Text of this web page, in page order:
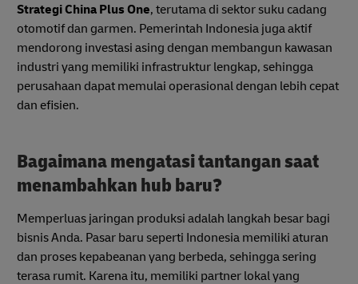
Strategi China Plus One, terutama di sektor suku cadang
otomotif dan garmen. Pemerintah Indonesia juga aktif
mendorong investasi asing dengan membangun kawasan
industri yang memiliki infrastruktur lengkap, sehingga
perusahaan dapat memulai operasional dengan lebih cepat
dan efisien.
Bagaimana mengatasi tantangan saat
menambahkan hub baru?
Memperluas jaringan produksi adalah langkah besar bagi
bisnis Anda. Pasar baru seperti Indonesia memiliki aturan
dan proses kepabeanan yang berbeda, sehingga sering
terasa rumit. Karena itu, memiliki partner lokal yang